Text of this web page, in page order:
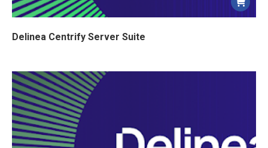
Delinea Centrify Server Suite